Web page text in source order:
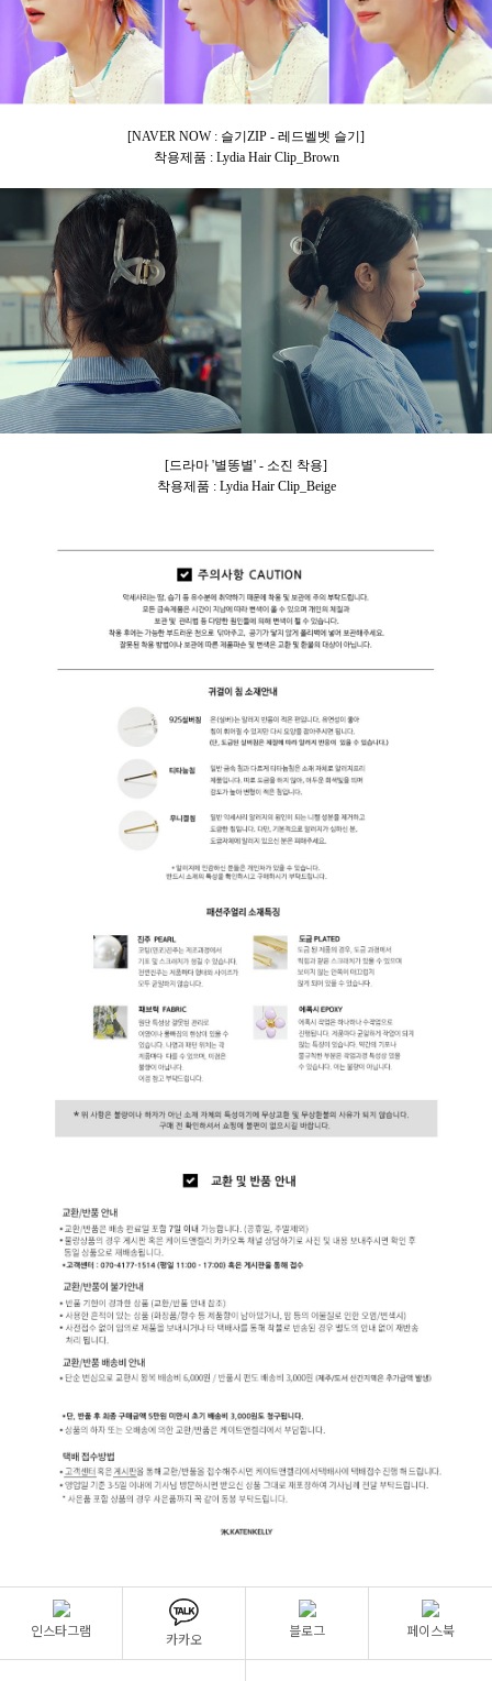
[NAVER NOW : 슬기ZIP - 레드벨벳 슬기]
착용제품 : Lydia Hair Clip_Brown
[드라마 '별똥별' - 소진 착용]
착용제품 : Lydia Hair Clip_Beige
인스타그램
카카오
블로그 페이스북